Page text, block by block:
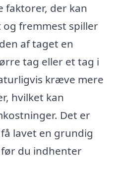
faktorer, der kan
og fremmest spiller
af taget en
tag eller et tag i
kræve mere
hvilket kan
Det er
lavet en grundig
du indhenter